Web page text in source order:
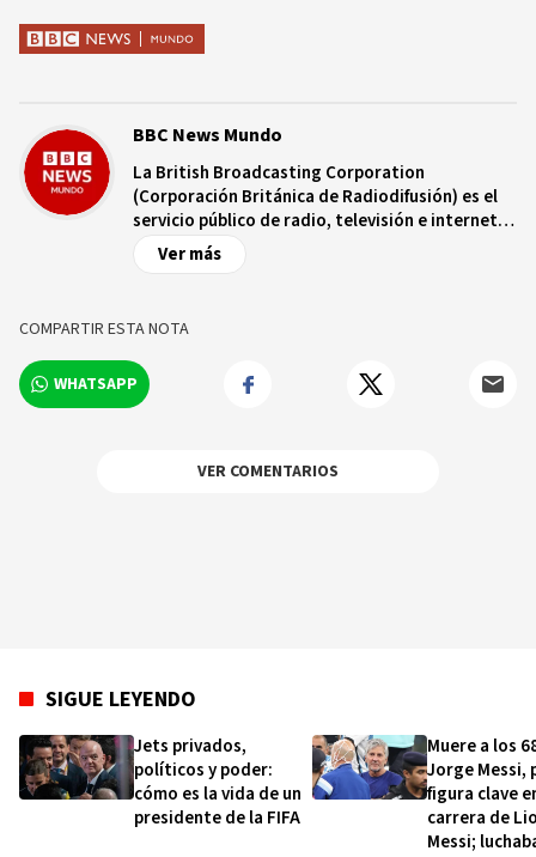
BBC News Mundo
La British Broadcasting Corporation
(Corporación Británica de Radiodifusión) es el
servicio público de radio, televisión e internet
de Reino Unido, con más de nueve décadas de
trayectoria. Es independiente de controles
independencia. La BBC cuenta con una red de
más de 250 corresponsales en territorio
británico y más de 100 ciudades capitales de
todo el mundo.
Ver más
COMPARTIR ESTA NOTA
WHATSAPP
VER COMENTARIOS
SIGUE LEYENDO
Jets privados,
políticos y poder:
cómo es la vida de un
presidente de la FIFA
Muere a los
Jorge Messi,
figura clave
carrera de
Messi;